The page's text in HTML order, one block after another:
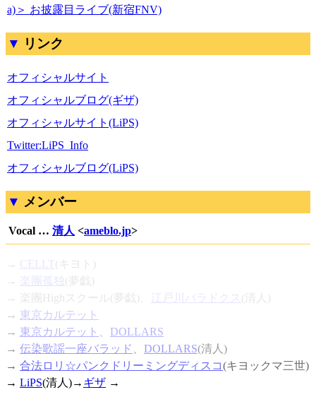
a)＞ お披露目ライブ(新宿FNV)
リンク
オフィシャルサイト
オフィシャルブログ(ギザ)
オフィシャルサイト(LiPS)
Twitter:LiPS_Info
オフィシャルブログ(LiPS)
メンバー
Vocal … 清人 <ameblo.jp>
→ CELLT (キヨト)
→
楽團孤独(夢戯)
→ 楽團Highスクール(夢戯)、
江戸川パラドクス (清人)
→ 東京カルテット
→ 東京カルテット
DOLLARS
→ 伝染歌謡一座バラッド DOLLARS(清人)
→ 合法ロリ☆パンクドリーミングディスコ(キヨックマ三世)
→ LiPS(清人)→ ギザ →